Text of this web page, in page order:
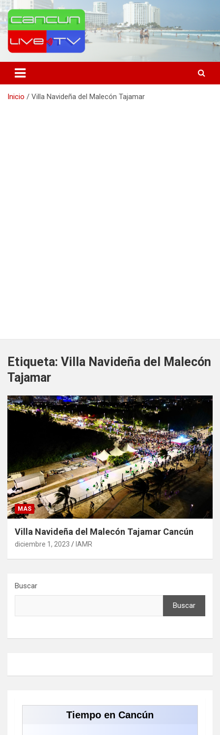
Saltar
al
contenido
Cancún Live Tv
Inicio Villa Navideña del Malecón Tajamar
Etiqueta: Villa Navideña del Malecón
Tajamar
MAS
Villa Navideña del Malecón Tajamar Cancún
diciembre 1, 2023 IAMR
Buscar
Buscar
Tiempo en Cancún